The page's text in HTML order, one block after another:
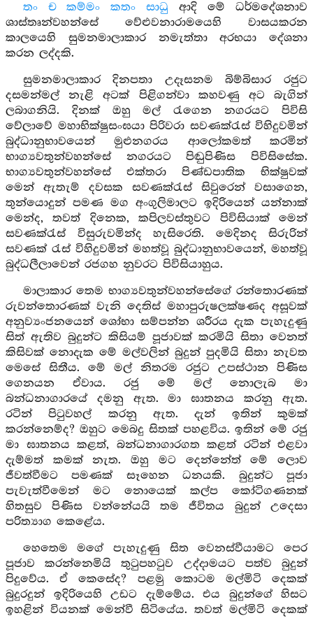
තං ච කම්මං කතං සාධු ආදි මේ ධර්මදේශනාව
ශාස්තෘන්වහන්සේ වේළුවනාරාමයෙහි වාසයකරන
කාලයෙහි සුමනමාලාකාර නමැත්තා අරභයා දේශනා
කරන ලද්දකි.
සුමනමාලාකාර දිනපතා උදෑසනම බිම්බිසාර රජුට
දසමන්මල් නැළි අටක් පිළිගන්වා කහවණු අට බැගින්
ලබාගනියි. දිනක් ඔහු මල් රැගෙන නගරයට පිවිසි
වේලාවේ මහාභික්ෂුසංඝයා පිරිවරා සවණක්රැස් විහිදුවමින්
බුද්ධානුභාවයෙන් මුළුනගරය ආලෝකමත් කරමින්
භාග්‍යවතුන්වහන්සේ නගරයට පිඬුපිණිස පිවිසිසේක.
භාග්‍යවතුන්වහන්සේ එක්තරා පිණ්ඩපාතික භික්ෂුවක්
මෙන් ඇතැම් දවසක සවණක්රැස් සිවුරෙන් වසාගෙන,
තුන්යොදුන් පමණ මග අංගුලිමාලට ඉදිරියෙන් යන්නාක්
මෙන්ද, තවත් දිනෙක, කපිලවස්තුවට පිවිසියාක් මෙන්
සවණක්රැස් විසුරුවමින්ද හැසිරෙති. මෙදිනද සිරුරින්
සවණක් රැස් විහිදුවමින් මහත්වූ බුද්ධානුභාවයෙන්, මහත්වූ
බුද්ධලීලාවෙන් රජගහ නුවරට පිවිසියාහුය.
මාලාකාර තෙම භාග්‍යවතුන්වහන්සේගේ රන්තොරණක්
රුවන්තොරණක් වැනි දෙතිස් මහාපුරුෂලක්ෂණද අසූවක්
අනුව්‍යංජනයෙන් ශෝභා සම්පන්න ශරීරය දැක පැහැදුණු
සිත් ඇතිව බුදුන්ට කිසියම් පූජාවක් කරමියි සිතා වෙනත්
කිසිවක් නොදැක මේ මල්වලින් බුදුන් පුදමියි සිතා නැවත
මෙසේ සිතීය. මේ මල් නිතරම රජුට උපස්ථාන පිණිස
ගෙනයන ඒවාය. රජු මේ මල් නොලැබ මා
බන්ධනාගාරයේ දමනු ඇත. මා ඝාතනය කරනු ඇත.
රටින් පිටුවහල් කරනු ඇත. දැන් ඉතින් කුමක්
කරන්නෙම්ද? ඔහුට මෙබදු සිතක් පහළවිය. ඉතින් මේ රජු
මා ඝාතනය කළත්, බන්ධනාගාරගත කළත් රටින් එළවා
දැම්මත් කමක් නැත. ඔහු මට දෙන්නේත් මේ ලොව
ජීවත්වීමට පමණක් සෑහෙන ධනයකි. බුදුන්ට පූජා
පැවැත්වීමෙන් මට නොයෙක් කල්ප කෝටිගණනක්
හිතසුව පිණිස වන්නේයයි තම ජීවිතය බුදුන් උදෙසා
පරිත්‍යාග කෙළේය.
හෙතෙම මගේ පැහැදුණු සිත වෙනස්වීයාමට පෙර
පූජාව කරන්නෙමියි තුටුපහටුව උද්දාමයට පත්ව බුදුන්
පිදුවේය. ඒ කෙසේද? පළමු කොටම මල්මිටි දෙකක්
බුදුරදුන් ඉදිරියෙහි උඩට දැම්මේය. එය බුදුන්ගේ හිසට
ඉහළින් වියනක් මෙන්වී සිටියේය. තවත් මල්මිටි දෙකක්